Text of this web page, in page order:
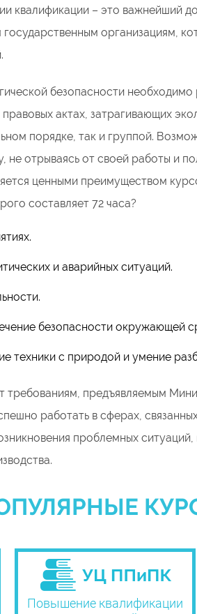
квалификации – это важнейший
организациям,
безопасности необходимо
актах, затрагивающих
порядке, так и группой.
не отрываясь от своей работы и
ценными преимуществом
составляет 72 часа?
и аварийных ситуаций.
безопасности окружающей
техники с природой и умение
требованиям, предъявляемым
работать в сферах,
проблемных
Повышение квалификации